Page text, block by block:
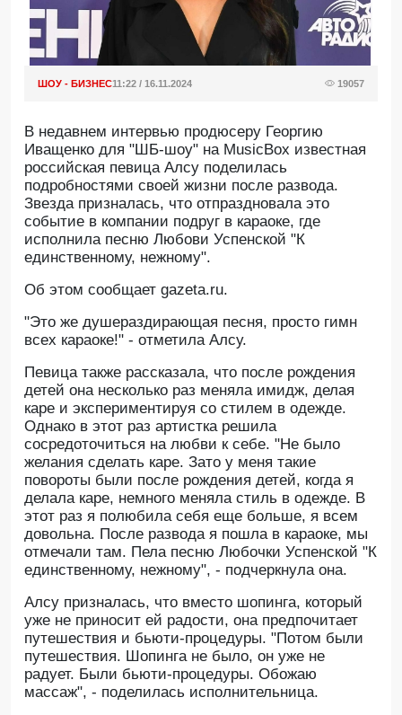
ШОУ - БИЗНЕС11:22 / 16.11.2024 19057
В недавнем интервью продюсеру Георгию
Иващенко для "ШБ-шоу" на MusicBox известная
российская певица Алсу поделилась
подробностями своей жизни после развода.
Звезда призналась, что отпраздновала это
событие в компании подруг в караоке, где
исполнила песню Любови Успенской "К
единственному, нежному".
Oб этом сообщает gazeta.ru.
"Это же душераздирающая песня, просто гимн
всех караоке!" - отметила Алсу.
Певица также рассказала, что после рождения
детей она несколько раз меняла имидж, делая
каре и экспериментируя со стилем в одежде.
Однако в этот раз артистка решила
сосредоточиться на любви к себе. "Не было
желания сделать каре. Зато у меня такие
повороты были после рождения детей, когда я
делала каре, немного меняла стиль в одежде. В
этот раз я полюбила себя еще больше, я всем
довольна. После развода я пошла в караоке, мы
отмечали там. Пела песню Любочки Успенской "К
единственному, нежному", - подчеркнула она.
Алсу призналась, что вместо шопинга, который
уже не приносит ей радости, она предпочитает
путешествия и бьюти-процедуры. "Потом были
путешествия. Шопинга не было, он уже не
радует. Были бьюти-процедуры. Обожаю
массаж", - поделилась исполнительница.